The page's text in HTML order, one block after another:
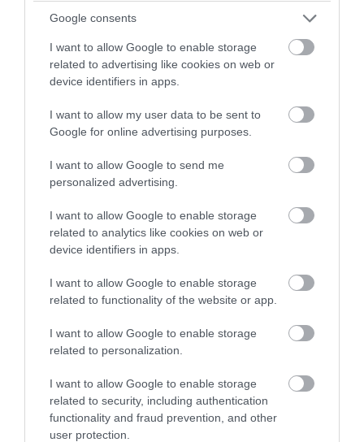
Google consents
I want to allow Google to enable storage
related to advertising like cookies on web or
device identifiers in apps.
I want to allow my user data to be sent to
Google for online advertising purposes.
I want to allow Google to send me
personalized advertising.
I want to allow Google to enable storage
related to analytics like cookies on web or
device identifiers in apps.
I want to allow Google to enable storage
related to functionality of the website or app.
I want to allow Google to enable storage
related to personalization.
I want to allow Google to enable storage
related to security, including authentication
functionality and fraud prevention, and other
user protection.
PRONEWS.GR /ΔΙΕΘΝΗΣ ΑΣΦΑΛΕΙΑ
Νέες εκρήξεις κοντά σε δεξαμενόπλοιο
στα Στενά του Ορμούζ: Καλά στην υγεία
06.08.2026 | 06:40